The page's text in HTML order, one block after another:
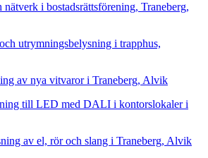
i bostadsrättsförening, Traneberg,
utrymningsbelysning i trapphus,
av nya vitvaror i Traneberg, Alvik
till LED med DALI i kontorslokaler i
av el, rör och slang i Traneberg, Alvik